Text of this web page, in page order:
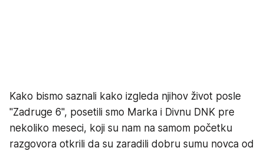
Kako bismo saznali kako izgleda njihov život posle
"Zadruge 6", posetili smo Marka i Divnu DNK pre
nekoliko meseci, koji su nam na samom početku
razgovora otkrili da su zaradili dobru sumu novca od